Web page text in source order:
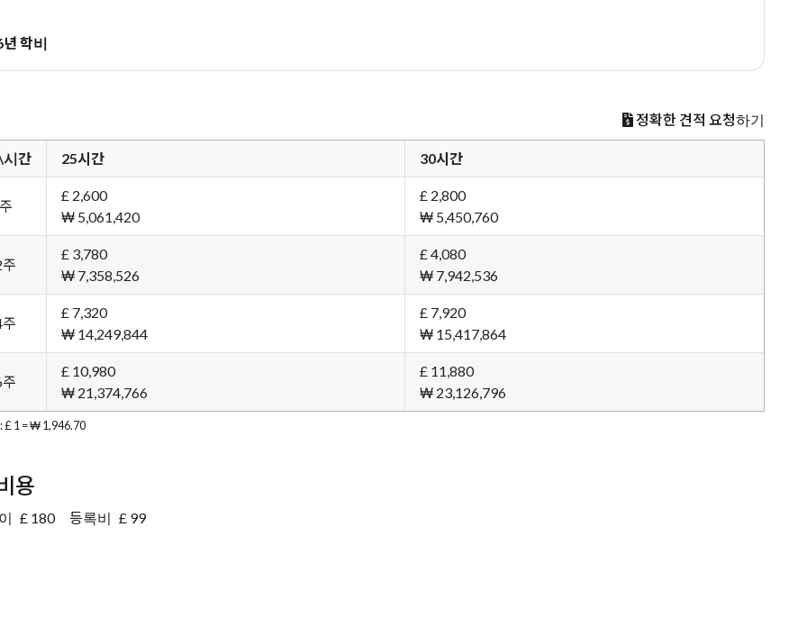
학비
정확한 견적 요청하기
시간 25시간 30시간
£ 2,600
₩ 5,061,420
£ 2,800
₩ 5,450,760
£ 3,780
₩ 7,358,526
£ 4,080
₩ 7,942,536
£ 7,320
₩ 14,249,844
£ 7,920
₩ 15,417,864
£ 10,980
₩ 21,374,766
£ 11,880
₩ 23,126,796
£ 1 = ₩ 1,946.70
용
£ 180 등록비 £ 99